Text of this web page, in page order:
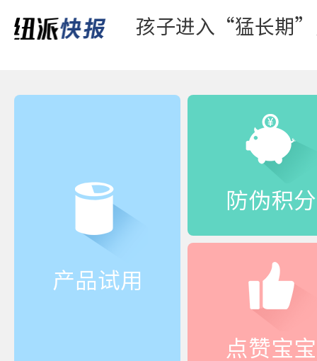
踏青游玩-好体质，
产品试用
防伪积分
点赞宝宝